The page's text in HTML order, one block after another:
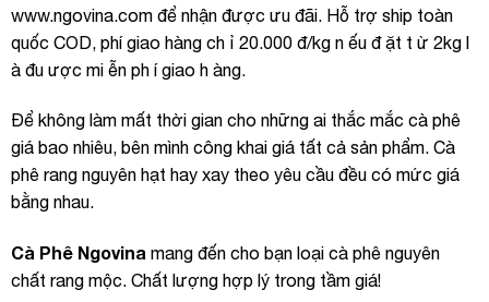
www.ngovina.com để nhận được ưu đãi. Hỗ trợ ship toàn
quốc COD, phí giao hàng ch ỉ 20.000 đ/kg n ếu đ ặt t ừ 2kg l
à đu ược mi ễn ph í giao h àng.
Để không làm mất thời gian cho những ai thắc mắc cà phê
giá bao nhiêu, bên mình công khai giá tất cả sản phẩm. Cà
phê rang nguyên hạt hay xay theo yêu cầu đều có mức giá
bằng nhau.
Cà Phê Ngovina mang đến cho bạn loại cà phê nguyên
chất rang mộc. Chất lượng hợp lý trong tầm giá!